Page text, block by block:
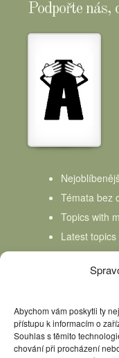
Abychom vám poskytli ty
přístupu k informacím o
Souhlas s těmito
chování při procházení
Podpořte nás,
Témata bez
Topics with
Latest topics
Topics